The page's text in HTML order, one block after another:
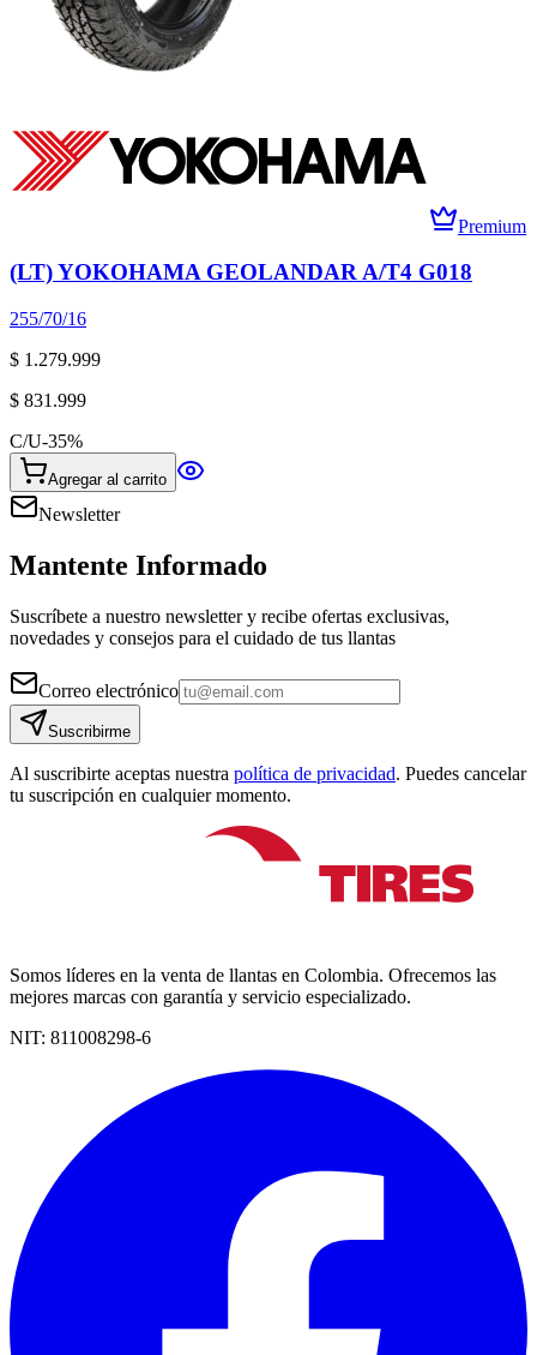
Premium
(LT) YOKOHAMA GEOLANDAR A/T4 G018
255/70/16
$ 1.279.999
$ 831.999
C/U-35%
Agregar al carrito
Newsletter
Mantente Informado
Suscríbete a nuestro newsletter y recibe ofertas exclusivas,
novedades y consejos para el cuidado de tus llantas
Correo electrónico
Suscribirme
Al suscribirte aceptas nuestra política de privacidad. Puedes cancelar
tu suscripción en cualquier momento.
Somos líderes en la venta de llantas en Colombia. Ofrecemos las
mejores marcas con garantía y servicio especializado.
NIT: 811008298-6